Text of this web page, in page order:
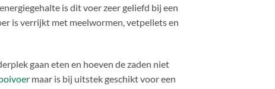
is dit voer zeer geliefd bij een
is verrijkt met meelwormen, vetpellets en
gaan eten en hoeven de zaden niet
maar is bij uitstek geschikt voor een